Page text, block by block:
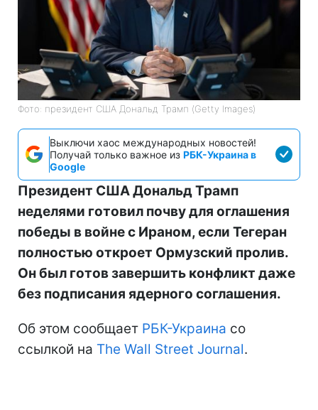
Фото: президент США Дональд Трамп (Getty Images)
Выключи хаос международных новостей!
Получай только важное из РБК-Украина в
Google
Президент США Дональд Трамп
неделями готовил почву для оглашения
победы в войне с Ираном, если Тегеран
полностью откроет Ормузский пролив.
Он был готов завершить конфликт даже
без подписания ядерного соглашения.
Об этом сообщает РБК-Украина со
ссылкой на The Wall Street Journal.